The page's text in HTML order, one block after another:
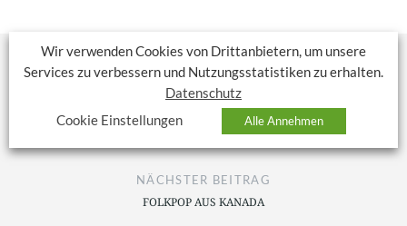
VORHERIGER BEITRAG
SIGMUND KIENER ERHÄLT IMPULSPREIS 2016
NÄCHSTER BEITRAG
FOLKPOP AUS KANADA
Wir verwenden Cookies von Drittanbietern, um unsere
Services zu verbessern und Nutzungsstatistiken zu erhalten.
Datenschutz
Cookie Einstellungen
Alle Annehmen